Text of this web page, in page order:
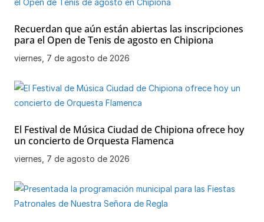
Recuerdan que aún están abiertas las inscripciones
para el Open de Tenis de agosto en Chipiona
viernes, 7 de agosto de 2026
El Festival de Música Ciudad de Chipiona ofrece hoy
un concierto de Orquesta Flamenca
viernes, 7 de agosto de 2026